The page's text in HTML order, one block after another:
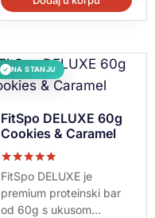
✓ NA STANJU
FitSpo DELUXE 60g
Cookies & Caramel
Ocenjeno sa
5.00
od 5
FitSpo DELUXE je
premium proteinski bar
od 60g s ukusom...